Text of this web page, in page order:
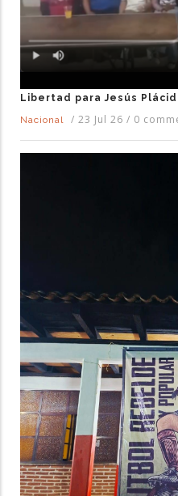
Libertad para Jesús
Nacional
/ 23 Jul 26 / 0